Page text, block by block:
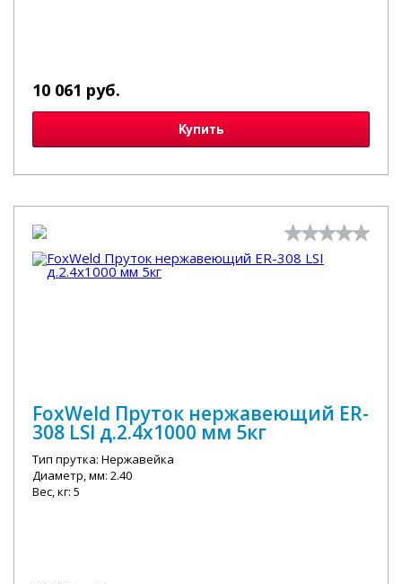
10 061 руб.
Купить
FoxWeld Пруток нержавеющий ER-
308 LSI д.2.4х1000 мм 5кг
Тип прутка: Нержавейка
Диаметр, мм: 2.40
Вес, кг: 5